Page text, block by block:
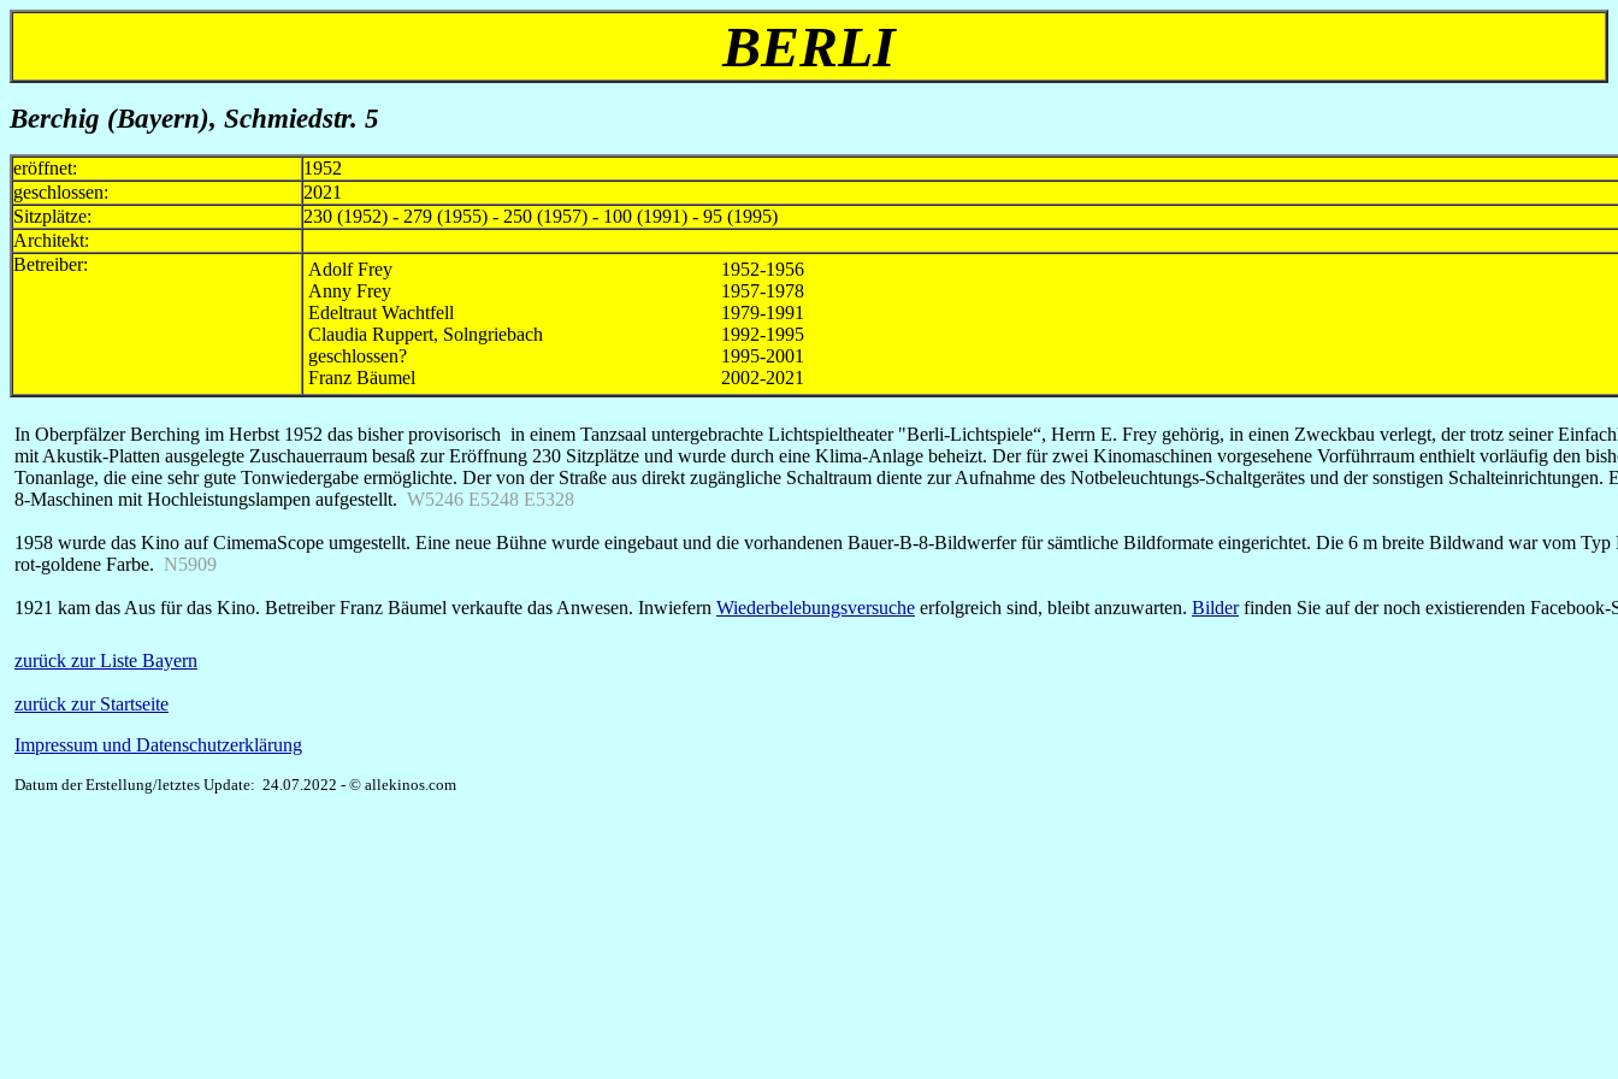
BERLI
Berchig (Bayern), Schmiedstr. 5
eröffnet:
1952
geschlossen:
2021
Sitzplätze:
230 (1952) - 279 (1955) - 250 (1957) - 100 (1991) - 95 (1995)
Architekt:
Betreiber:
Adolf Frey
Anny Frey
Edeltraut Wachtfell
Claudia Ruppert, Solngriebach
geschlossen?
Franz Bäumel
1952-1956
1957-1978
1979-1991
1992-1995
1995-2001
2002-2021
In Oberpfälzer Berching im Herbst 1952 das bisher provisorisch in einem Tanzsaal untergebrachte Lichtspieltheater "Berli-Lichtspiele“, Herrn E. Frey gehörig, in einen Zweckbau verlegt, der trotz seiner
mit Akustik-Platten ausgelegte Zuschauerraum besaß zur Eröffnung 230 Sitzplätze und wurde durch eine Klima-Anlage beheizt. Der für zwei Kinomaschinen vorgesehene Vorführraum enthielt vorläufig den
Tonanlage, die eine sehr gute Tonwiedergabe ermöglichte. Der von der Straße aus direkt zugängliche Schaltraum diente zur Aufnahme des Notbeleuchtungs-Schaltgerätes und der sonstigen
8-Maschinen mit Hochleistungslampen aufgestellt. W5246 E5248 E5328
1958 wurde das Kino auf CimemaScope umgestellt. Eine neue Bühne wurde eingebaut und die vorhandenen Bauer-B-8-Bildwerfer für sämtliche Bildformate eingerichtet. Die 6 m breite Bildwand war vom
rot-goldene Farbe. N5909
1921 kam das Aus für das Kino. Betreiber Franz Bäumel verkaufte das Anwesen. Inwiefern Wiederbelebungsversuche erfolgreich sind, bleibt anzuwarten. Bilderfinden Sie auf der noch existierenden Facebook-
zurück zur Liste Bayern
zurück zur Startseite
Impressum und Datenschutzerklärung
Datum der Erstellung/letztes Update: 24.07.2022 - © allekinos.com